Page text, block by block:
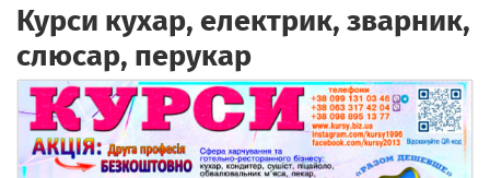
Курси кухар, електрик, зварник,
слюсар, перукар